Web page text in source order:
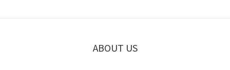
ABOUT US